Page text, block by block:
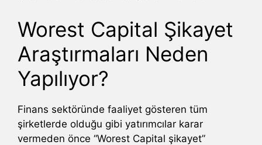
Worest Capital Şikayet
Araştırmaları Neden
Yapılıyor?
Finans sektöründe faaliyet gösteren tüm
şirketlerde olduğu gibi yatırımcılar karar
vermeden önce “Worest Capital şikayet”